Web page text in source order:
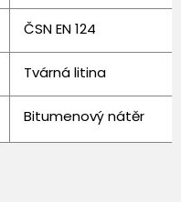
ČSN EN 124
Tvárná litina
Bitumenový nátěr